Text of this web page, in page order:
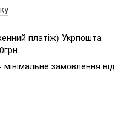
платіж) Укрпошта -
замовлення від